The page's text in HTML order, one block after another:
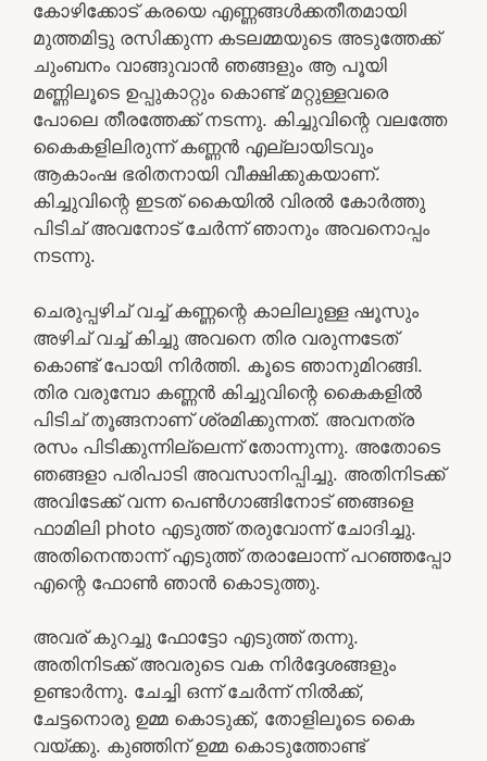
കോഴിക്കോട് കരയെ എണ്ണങ്ങൾക്കതീതമായി
മുത്തമിട്ടു രസിക്കുന്ന കടലമ്മയുടെ അടുത്തേക്ക്
ചുംബനം വാങ്ങുവാൻ ഞങ്ങളും ആ പൂയി
മണ്ണിലൂടെ ഉപ്പുകാറ്റും കൊണ്ട് മറ്റുള്ളവരെ
പോലെ തീരത്തേക്ക് നടന്നു. കിച്ചുവിന്റെ വലത്തേ
കൈകളിലിരുന്ന് കണ്ണൻ എല്ലായിടവും
ആകാംഷ ഭരിതനായി വീക്ഷിക്കുകയാണ്.
കിച്ചുവിന്റെ ഇടത് കൈയിൽ വിരൽ കോർത്തു
പിടിച് അവനോട് ചേർന്ന് ഞാനും അവനൊപ്പം
നടന്നു.
ചെരുപ്പഴിച് വച്ച് കണ്ണന്റെ കാലിലുള്ള ഷൂസും
അഴിച് വച്ച് കിച്ചു അവനെ തിര വരുന്നടേത്
കൊണ്ട് പോയി നിർത്തി. കൂടെ ഞാനുമിറങ്ങി.
തിര വരുമ്പോ കണ്ണൻ കിച്ചുവിന്റെ കൈകളിൽ
പിടിച് തൂങ്ങനാണ് ശ്രമിക്കുന്നത്. അവനത്ര
രസം പിടിക്കുന്നില്ലെന്ന് തോന്നുന്നു. അതോടെ
ഞങ്ങളാ പരിപാടി അവസാനിപ്പിച്ചു. അതിനിടക്ക്
അവിടേക്ക് വന്ന പെൺഗാങ്ങിനോട്‌ ഞങ്ങളെ
ഫാമിലി photo എടുത്ത് തരുവോന്ന് ചോദിച്ചു.
അതിനെന്താന്ന് എടുത്ത് തരാലോന്ന് പറഞ്ഞപ്പോ
എന്റെ ഫോൺ ഞാൻ കൊടുത്തു.
അവര് കുറച്ചു ഫോട്ടോ എടുത്ത് തന്നു.
അതിനിടക്ക് അവരുടെ വക നിർദ്ദേശങ്ങളും
ഉണ്ടാർന്നു. ചേച്ചി ഒന്ന് ചേർന്ന് നിൽക്ക്,
ചേട്ടനൊരു ഉമ്മ കൊടുക്ക്, തോളിലൂടെ കൈ
വയ്ക്കു. കുഞ്ഞിന് ഉമ്മ കൊടുത്തോണ്ട്